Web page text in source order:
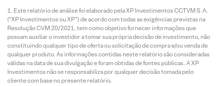
Este relatório de análise foi elaborado pela XP Investimentos CCTVM S.A.
(“XP Investimentos ou XP”) de acordo com todas as exigências previstas na
Resolução CVM 20/2021, tem como objetivo fornecer informações que
possam auxiliar o investidor a tomar sua própria decisão de investimento, não
constituindo qualquer tipo de oferta ou solicitação de compra e/ou venda de
qualquer produto. As informações contidas neste relatório são consideradas
válidas na data de sua divulgação e foram obtidas de fontes públicas. A XP
Investimentos não se responsabiliza por qualquer decisão tomada pelo
cliente com base no presente relatório.